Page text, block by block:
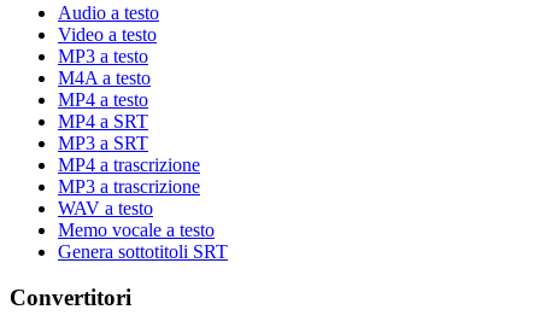
Audio a testo
Video a testo
MP3 a testo
M4A a testo
MP4 a testo
MP4 a SRT
MP3 a SRT
MP4 a trascrizione
MP3 a trascrizione
WAV a testo
Memo vocale a testo
Genera sottotitoli SRT
Convertitori